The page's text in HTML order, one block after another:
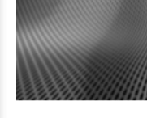
$89689